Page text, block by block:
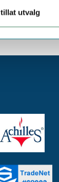
tillat utvalg